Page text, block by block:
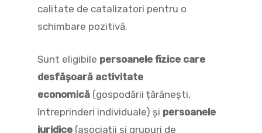
calitate de catalizatori pentru o
schimbare pozitivă.
Sunt eligibile persoanele fizice care
desfășoară activitate
economică (gospodării țărănești,
întreprinderi individuale) și persoanele
juridice (asociații și grupuri de